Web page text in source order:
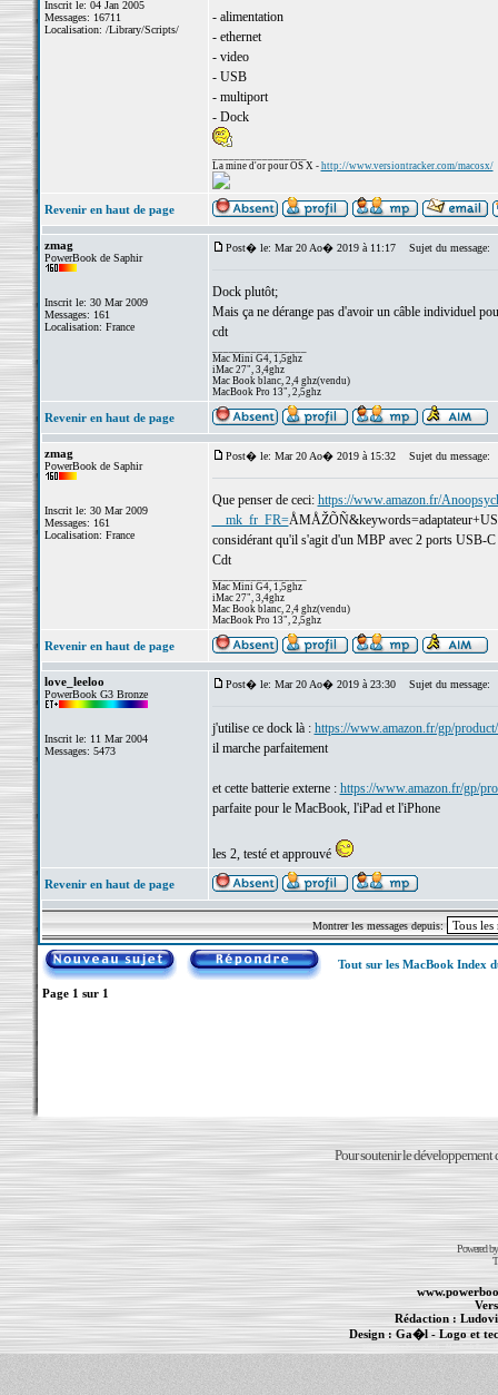
Inscrit le: 04 Jan 2005
Messages: 16711
Localisation: /Library/Scripts/
- alimentation
- ethernet
- video
- USB
- multiport
- Dock
La mine d'or pour OS X - http://www.versiontracker.com/macosx/
Revenir en haut de page
zmag
PowerBook de Saphir
Inscrit le: 30 Mar 2009
Messages: 161
Localisation: France
Post� le: Mar 20 Ao� 2019 à 11:17 Sujet du message:
Dock plutôt;
Mais ça ne dérange pas d'avoir un câble individuel
cdt
Mac Mini G4, 1,5ghz
iMac 27", 3,4ghz
Mac Book blanc, 2,4 ghz(vendu)
MacBook Pro 13", 2,5ghz
Revenir en haut de page
zmag
PowerBook de Saphir
Inscrit le: 30 Mar 2009
Messages: 161
Localisation: France
Post� le: Mar 20 Ao� 2019 à 15:32 Sujet du message:
Que penser de ceci: https://www.amazon.fr/
__mk_fr_FR=
considérant qu'il s'agit d'un MBP avec 2 ports USB-C
Cdt
Mac Mini G4, 1,5ghz
iMac 27", 3,4ghz
Mac Book blanc, 2,4 ghz(vendu)
MacBook Pro 13", 2,5ghz
Revenir en haut de page
love_leeloo
PowerBook G3 Bronze
Inscrit le: 11 Mar 2004
Messages: 5473
Post� le: Mar 20 Ao� 2019 à 23:30 Sujet du message:
j'utilise ce dock là : https://www.amazon.fr/gp/
il marche parfaitement
et cette batterie externe : https://www.amazon.fr/gp/
parfaite pour le MacBook, l'iPad et l'iPhone
les 2, testé et approuvé
Revenir en haut de page
Montrer les messages depuis:
Tout sur les MacBook Index
Page 1 sur 1
Pour soutenir le développement
Powered
Rédaction :
Design : Ga�l- Logo et